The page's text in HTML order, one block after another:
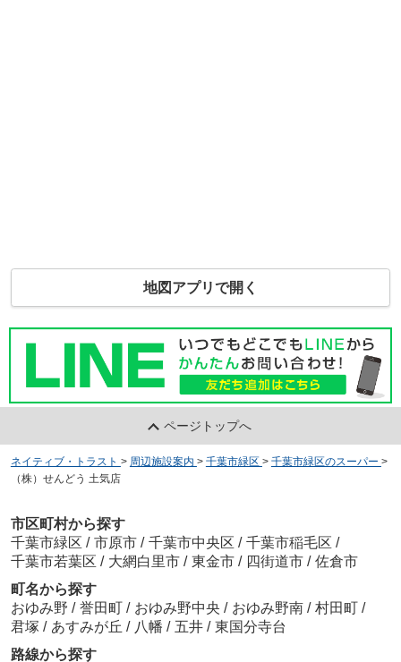
地図アプリで開く
ページトップへ
ネイティブ・トラスト > 周辺施設案内 > 千葉市緑区 > 千葉市緑区のスーパー >
（株）せんどう 土気店
市区町村から探す
千葉市緑区 / 市原市 / 千葉市中央区 / 千葉市稲毛区 /
千葉市若葉区 / 大網白里市 / 東金市 / 四街道市 / 佐倉市
町名から探す
おゆみ野 / 誉田町 / おゆみ野中央 / おゆみ野南 / 村田町 /
君塚 / あすみが丘 / 八幡 / 五井 / 東国分寺台
路線から探す